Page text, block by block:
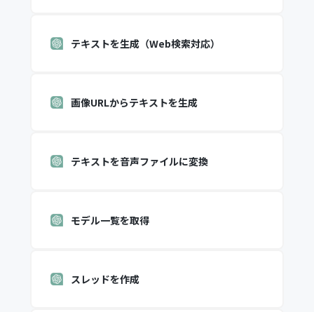
テキストを生成（Web検索対応）
画像URLからテキストを生成
テキストを音声ファイルに変換
モデル一覧を取得
スレッドを作成